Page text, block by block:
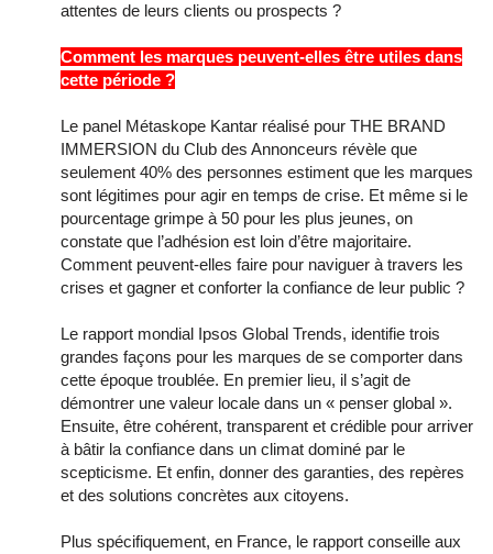
attentes de leurs clients ou prospects ?
Comment les marques peuvent-elles être utiles dans
cette période ?
Le panel Métaskope Kantar réalisé pour THE BRAND
IMMERSION du Club des Annonceurs révèle que
seulement 40% des personnes estiment que les marques
sont légitimes pour agir en temps de crise. Et même si le
pourcentage grimpe à 50 pour les plus jeunes, on
constate que l’adhésion est loin d’être majoritaire.
Comment peuvent-elles faire pour naviguer à travers les
crises et gagner et conforter la confiance de leur public ?
Le rapport mondial Ipsos Global Trends, identifie trois
grandes façons pour les marques de se comporter dans
cette époque troublée. En premier lieu, il s’agit de
démontrer une valeur locale dans un « penser global ».
Ensuite, être cohérent, transparent et crédible pour arriver
à bâtir la confiance dans un climat dominé par le
scepticisme. Et enfin, donner des garanties, des repères
et des solutions concrètes aux citoyens.
Plus spécifiquement, en France, le rapport conseille aux